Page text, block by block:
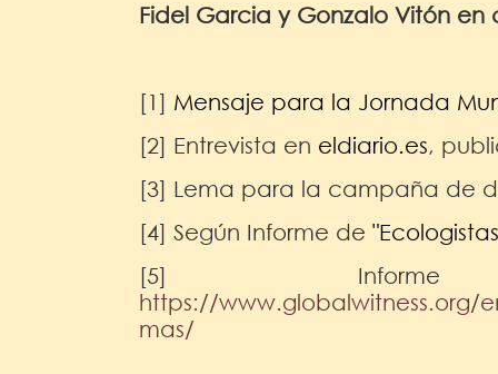
Fidel Garcia y Gonzalo Vitón
[1] Mensaje para la Jornada
[2] Entrevista en eldiario.es,
[3] Lema para la campaña de
[4] Según Informe de
[5] Informe
https://www.globalwitness.org/
mas/